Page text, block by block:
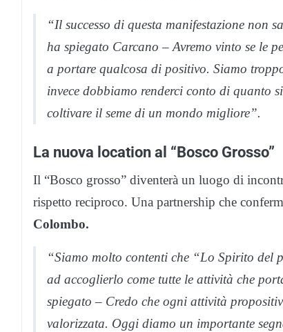
“Il successo di questa manifestazione non
ha spiegato Carcano – Avremo vinto se le
a portare qualcosa di positivo. Siamo
invece dobbiamo renderci conto di quanto
coltivare il seme di un mondo migliore”.
La nuova location al “Bosco Grosso”
Il “Bosco grosso” diventerà un luogo di
rispetto reciproco. Una partnership che
Colombo.
“Siamo molto contenti che “Lo Spirito del
ad accoglierlo come tutte le attività che
spiegato – Credo che ogni attività
valorizzata. Oggi diamo un importante